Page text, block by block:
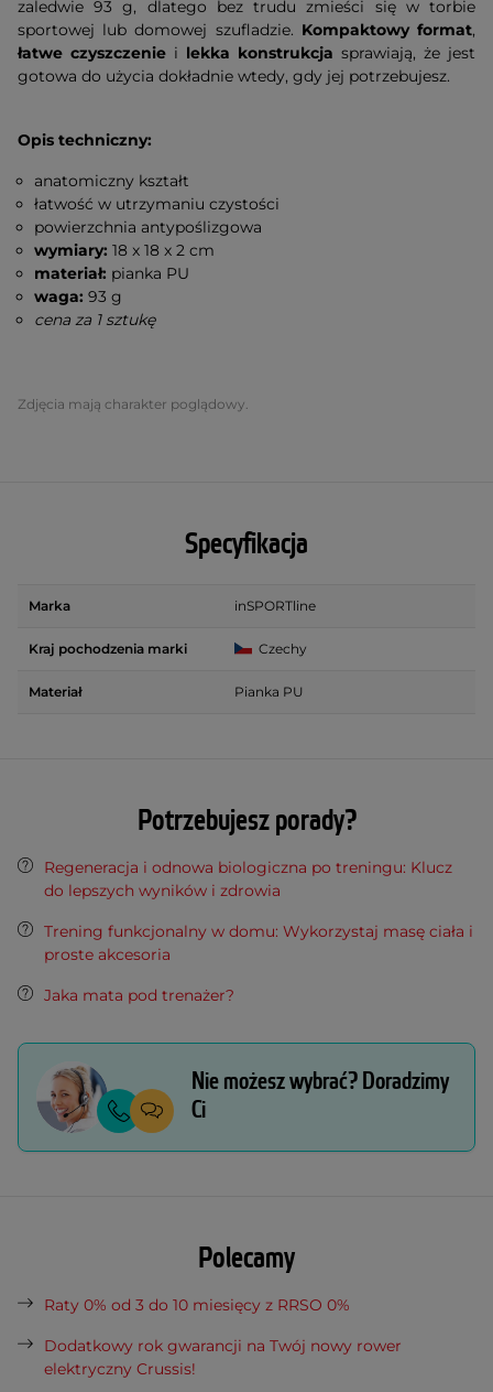
zaledwie 93 g, dlatego bez trudu zmieści się w torbie
sportowej lub domowej szufladzie. Kompaktowy format,
łatwe czyszczenie i lekka konstrukcja sprawiają, że jest
gotowa do użycia dokładnie wtedy, gdy jej potrzebujesz.
Opis techniczny:
anatomiczny kształt
łatwość w utrzymaniu czystości
powierzchnia antypoślizgowa
wymiary:18 x 18 x 2 cm
materiał: pianka PU
waga:93 g
cena za 1 sztukę
Zdjęcia mają charakter poglądowy.
Specyfikacja
Marka inSPORTline
Kraj pochodzenia marki Czechy
Materiał Pianka PU
Potrzebujesz porady?
Regeneracja i odnowa biologiczna po treningu: Klucz
do lepszych wyników i zdrowia
Trening funkcjonalny w domu: Wykorzystaj masę ciała i
proste akcesoria
Jaka mata pod trenażer?
Nie możesz wybrać? Doradzimy
Ci
Polecamy
Raty 0% od 3 do 10 miesięcy z RRSO 0%
Dodatkowy rok gwarancji na Twój nowy rower
elektryczny Crussis!